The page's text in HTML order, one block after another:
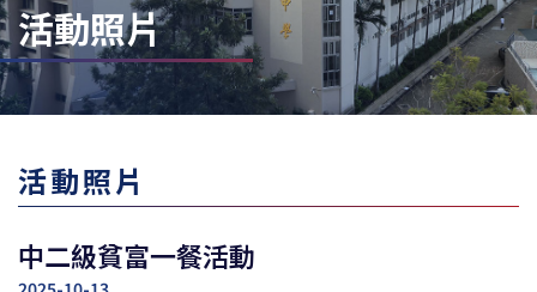
活動照片
活動照片
中二級貧富一餐活動